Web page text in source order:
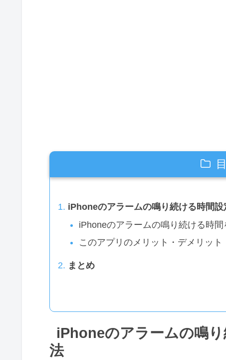
iPhoneのアラームの鳴り続ける時間
iPhoneのアラームの鳴り続ける時
このアプリのメリット・デメリット
まとめ
iPhoneのアラームの鳴
法